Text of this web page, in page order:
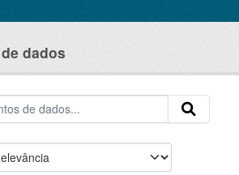
dados